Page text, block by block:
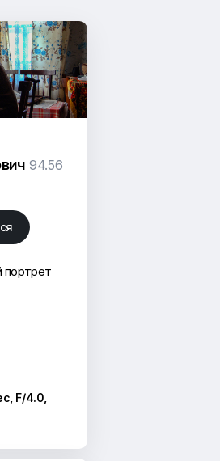
94.56
портрет
F/4.0,